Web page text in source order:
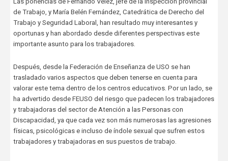
de Trabajo, y María Belén Fernández, Catedrática de Derecho del
Trabajo y Seguridad Laboral, han resultado muy interesantes y
oportunas y han abordado desde diferentes perspectivas este
importante asunto para los trabajadores.
Después, desde la Federación de Enseñanza de USO se han
trasladado varios aspectos que deben tenerse en cuenta para
valorar este tema dentro de los centros educativos. Por un lado, se
ha advertido desde FEUSO del riesgo que padecen los trabajadores
y trabajadoras del sector de Atención a las Personas con
Discapacidad, ya que cada vez son más numerosas las agresiones
físicas, psicológicas e incluso de índole sexual que sufren estos
trabajadores y trabajadoras en sus puestos de trabajo.